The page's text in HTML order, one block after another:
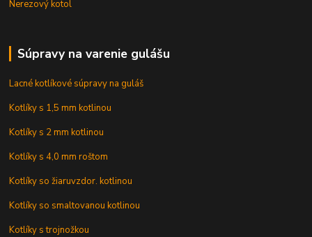
Nerezový kotol
Súpravy na varenie gulášu
Lacné kotlíkové súpravy na guláš
Kotlíky s 1,5 mm kotlinou
Kotlíky s 2 mm kotlinou
Kotlíky s 4,0 mm roštom
Kotlíky so žiaruvzdor. kotlinou
Kotlíky so smaltovanou kotlinou
Kotlíky s trojnožkou